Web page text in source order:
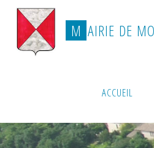
content
M AIRIE DE MO
ACCUEIL